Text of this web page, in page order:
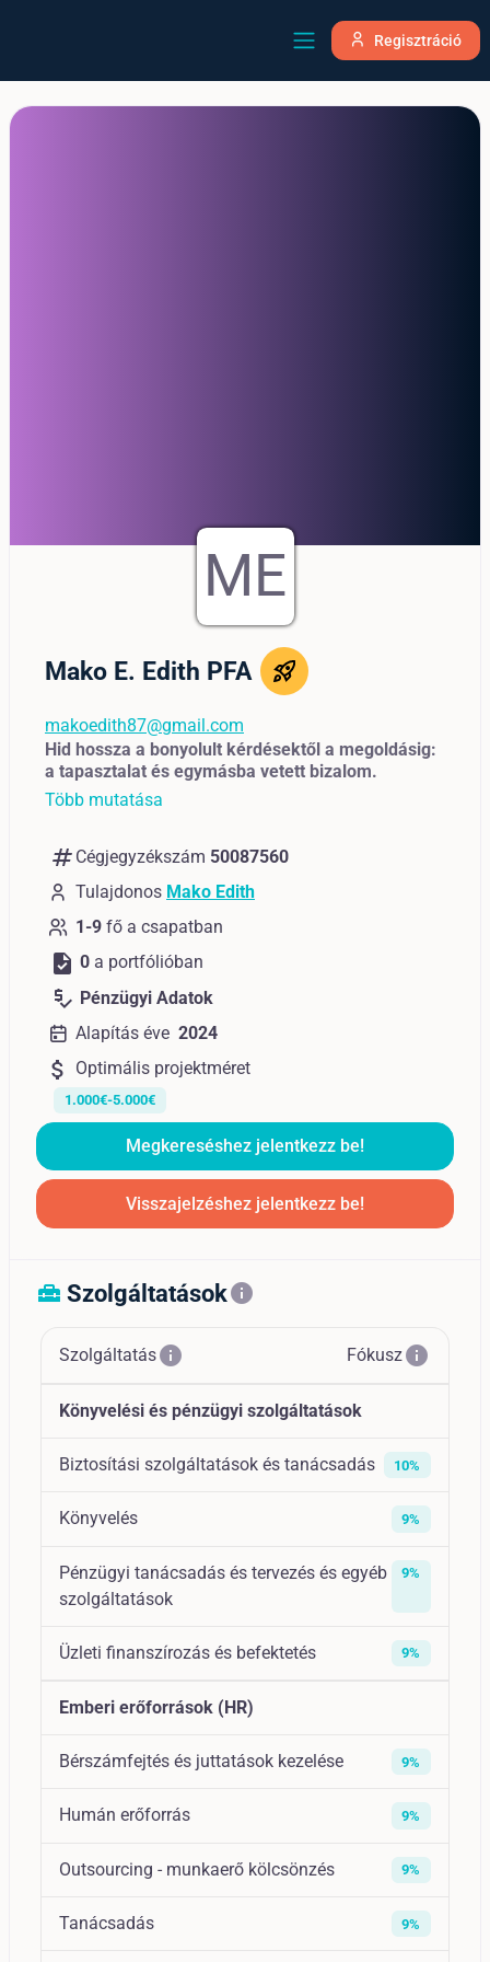
Regisztráció
ME
Mako E. Edith PFA
makoedith87@gmail.com
Hid hossza a bonyolult kérdésektől a megoldásig:
a tapasztalat és egymásba vetett bizalom.
Több mutatása
numbers Cégjegyzékszám 50087560
Tulajdonos Mako Edith
1-9 fő a csapatban
task 0 a portfólióban
price_check Pénzügyi Adatok
Alapítás éve 2024
attach_money Optimális projektméret
1.000€-5.000€
Megkereséshez jelentkezz be!
Visszajelzéshez jelentkezz be!
home_repair_service Szolgáltatásokinfo
Szolgáltatásinfo Fókuszinfo
Könyvelési és pénzügyi szolgáltatások
Biztosítási szolgáltatások és tanácsadás 10%
Könyvelés 9%
Pénzügyi tanácsadás és tervezés és egyéb
szolgáltatások
9%
Üzleti finanszírozás és befektetés 9%
Emberi erőforrások (HR)
Bérszámfejtés és juttatások kezelése 9%
Humán erőforrás 9%
Outsourcing - munkaerő kölcsönzés 9%
Tanácsadás 9%